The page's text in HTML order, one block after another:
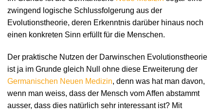
zwingend logische Schlussfolgerung aus der
Evolutionstheorie, deren Erkenntnis darüber hinaus noch
einen konkreten Sinn erfüllt für die Menschen.
Der praktische Nutzen der Darwinschen Evolutionstheorie
ist ja im Grunde gleich Null ohne diese Erweiterung der
Germanischen Neuen Medizin, denn was hat man davon,
wenn man weiss, dass der Mensch vom Affen abstammt
ausser, dass dies natürlich sehr interessant ist? Mit